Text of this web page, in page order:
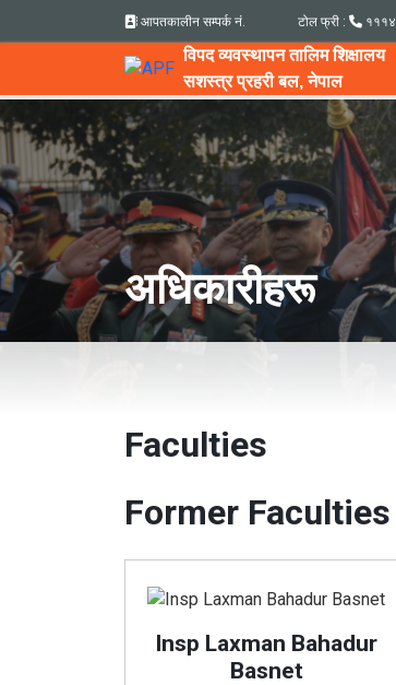
आपतकालीन सम्पर्क नं. टोल फ्री : १११४
विपद व्यवस्थापन तालिम शिक्षालय
सशस्त्र प्रहरी बल, नेपाल
अधिकारीहरू
Faculties
Former Faculties
Insp Laxman Bahadur
Basnet